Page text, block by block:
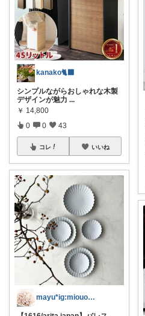
kanako🐈‍⬛
シンプルながらおしゃれな木製
デザインが魅力 ...
￥ 14,800
0 0 43
コレ いいね
mayu*ig:miouor_home